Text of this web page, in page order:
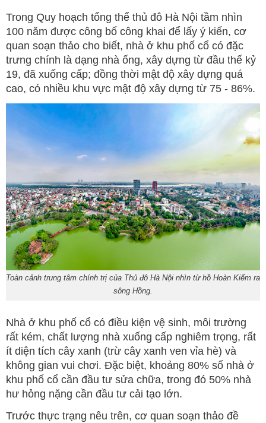
Trong Quy hoạch tổng thể thủ đô Hà Nội tầm nhìn
100 năm được công bố công khai để lấy ý kiến, cơ
quan soạn thảo cho biết, nhà ở khu phố cổ có đặc
trưng chính là dạng nhà ống, xây dựng từ đầu thế kỷ
19, đã xuống cấp; đồng thời mật độ xây dựng quá
cao, có nhiều khu vực mật độ xây dựng từ 75 - 86%.
Toàn cảnh trung tâm chính trị của Thủ đô Hà Nội nhìn từ hồ Hoàn Kiếm ra
sông Hồng.
Nhà ở khu phố cổ có điều kiện vệ sinh, môi trường
rất kém, chất lượng nhà xuống cấp nghiêm trọng, rất
ít diện tích cây xanh (trừ cây xanh ven vỉa hè) và
không gian vui chơi. Đặc biệt, khoảng 80% số nhà ở
khu phố cổ cần đầu tư sửa chữa, trong đó 50% nhà
hư hỏng nặng cần đầu tư cải tạo lớn.
Trước thực trạng nêu trên, cơ quan soạn thảo đề